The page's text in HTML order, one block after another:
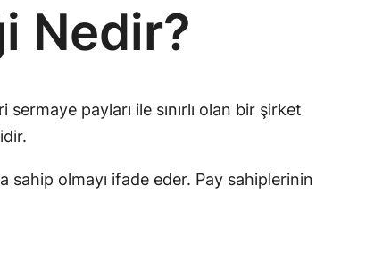
Nedir?
payları ile sınırlı olan bir şirket
sahip olmayı ifade eder. Pay sahiplerinin